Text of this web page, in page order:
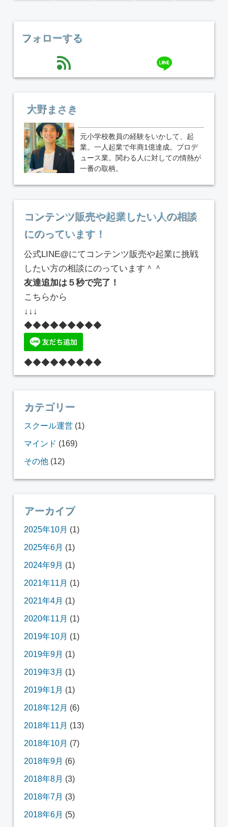
フォローする
feed line
大野まさき
元小学校教員の経験をいかして、起
業。一人起業で年商1億達成。プロデ
ュース業。関わる人に対しての情熱が
一番の取柄。
コンテンツ販売や起業したい人の相談
にのっています！
公式LINE@にてコンテンツ販売や起業に挑戦
したい方の相談にのっています＾＾
友達追加は５秒で完了！
こちらから
↓↓↓
◆◆◆◆◆◆◆◆◆
◆◆◆◆◆◆◆◆◆
カテゴリー
スクール運営 (1)
マインド (169)
その他(12)
アーカイブ
2025年10月 (1)
2025年6月 (1)
2024年9月 (1)
2021年11月 (1)
2021年4月 (1)
2020年11月 (1)
2019年10月 (1)
2019年9月 (1)
2019年3月 (1)
2019年1月 (1)
2018年12月 (6)
2018年11月 (13)
2018年10月 (7)
2018年9月 (6)
2018年8月 (3)
2018年7月 (3)
2018年6月 (5)